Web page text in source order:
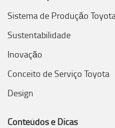
Sistema de Produção
Sustentabilidade
Inovação
Conceito de Serviço Toyota
Design
Conteúdos e Dicas